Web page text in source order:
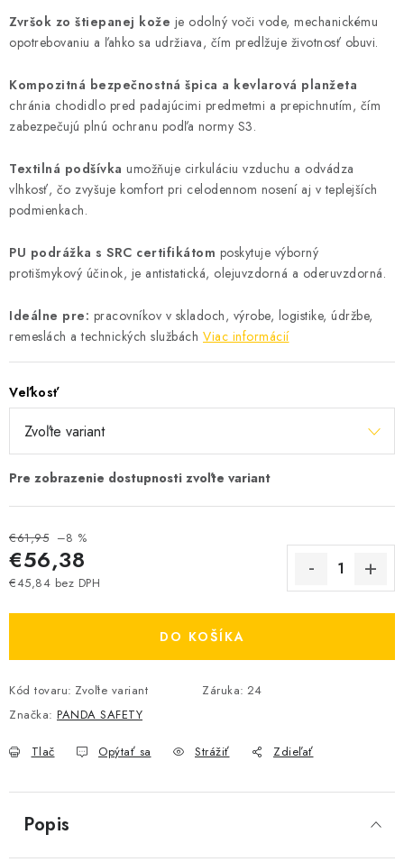
Zvršok zo štiepanej kože je odolný voči vode, mechanickému
opotrebovaniu a ľahko sa udržiava, čím predlžuje životnosť obuvi.
Kompozitná bezpečnostná špica a kevlarová planžeta
chránia chodidlo pred padajúcimi predmetmi a prepichnutím, čím
zabezpečujú plnú ochranu podľa normy S3.
Textilná podšívka umožňuje cirkuláciu vzduchu a odvádza
vlhkosť, čo zvyšuje komfort pri celodennom nosení aj v teplejších
podmienkach.
PU podrážka s SRC certifikátom poskytuje výborný
protišmykový účinok, je antistatická, olejuvzdorná a oderuvzdorná.
Ideálne pre: pracovníkov v skladoch, výrobe, logistike, údržbe,
remeslách a technických službách Viac informácií
Veľkosť
€61,95 –8 %
€56,38
€45,84 bez DPH
DO KOŠÍKA
Kód tovaru: Zvoľte variant Záruka: 24
Značka: PANDA SAFETY
Tlač Opýtať sa Strážiť Zdieľať
Popis